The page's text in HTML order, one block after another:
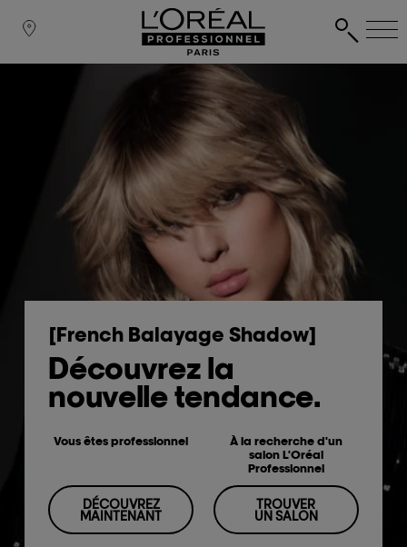
[French Balayage Shadow]
Découvrez la
nouvelle tendance.
Vous êtes professionnel
DÉCOUVREZ
MAINTENANT
À la recherche d'un
salon L'Oréal
Professionnel
TROUVER
UN SALON